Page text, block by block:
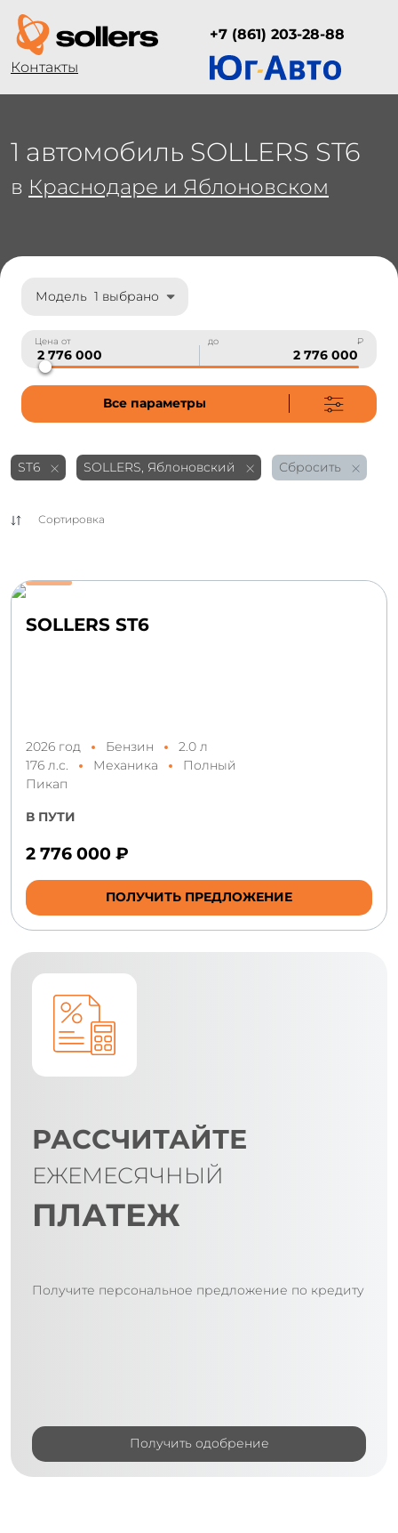
+7 (861) 203-28-88
Контакты
1 автомобиль SOLLERS ST6
в Краснодаре и Яблоновском
Модель 1 выбрано
Цена от до ₽
Все параметры
ST6 SOLLERS, Яблоновский Сбросить
Сортировка
SOLLERS ST6
2026 год Бензин
2.0 л
176 л.с.
Механика
Полный
Пикап
В ПУТИ
2 776 000 ₽
ПОЛУЧИТЬ ПРЕДЛОЖЕНИЕ
РАССЧИТАЙТЕ
ЕЖЕМЕСЯЧНЫЙ
ПЛАТЕЖ
Получите персональное предложение по кредиту
Получить одобрение